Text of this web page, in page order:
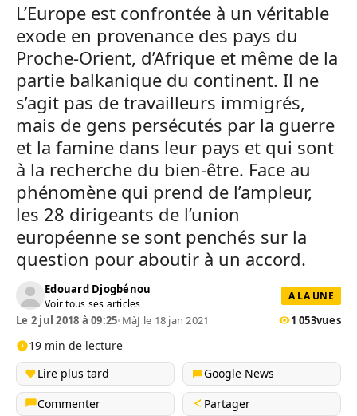
L’Europe est confrontée à un véritable
exode en provenance des pays du
Proche-Orient, d’Afrique et même de la
partie balkanique du continent. Il ne
s’agit pas de travailleurs immigrés,
mais de gens persécutés par la guerre
et la famine dans leur pays et qui sont
à la recherche du bien-être. Face au
phénomène qui prend de l’ampleur,
les 28 dirigeants de l’union
européenne se sont penchés sur la
question pour aboutir à un accord.
Edouard Djogbénou
Voir tous ses articles
A LA UNE
Le 2 jul 2018 à 09:25•MàJ le 18 jan 2021 1 053vues
19 min de lecture
Lire plus tard
Google News
Commenter
Partager